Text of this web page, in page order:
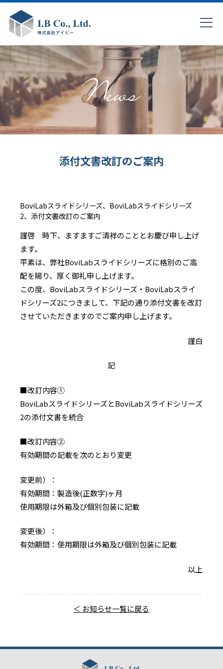
添付文書改訂のご案内
BoviLabスライドシリーズ、BoviLabスライドシリーズ
2、添付文書改訂のご案内
謹啓 時下、ますますご清祥のこととお慶び申し上げ
ます。
平素は、弊社BoviLabスライドシリーズに格別のご高
配を賜り、厚く御礼申し上げます。
この度、BoviLabスライドシリーズ・BoviLabスライ
ドシリーズ2につきまして、下記の通り添付文書を改訂
させていただきますのでご案内申し上げます。
謹白
記
■改訂内容①
BoviLabスライドシリーズとBoviLabスライドシリーズ
2の添付文書を統合
■改訂内容②
有効期間の記載を次のとおり変更
変更前）：
有効期間：製造後(正数字)ヶ月
使用期限は外箱及び個別包装に記載
変更後）：
有効期間：使用期限は外箱及び個別包装に記載
以上
＜ お知らせ一覧に戻る